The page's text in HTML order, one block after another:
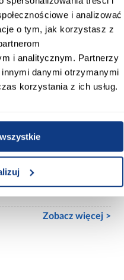
i analizować
o tym, jak korzystasz z
i analitycznym. Partnerzy
danymi otrzymanymi
korzystania z ich usług.
Zobacz więcej >